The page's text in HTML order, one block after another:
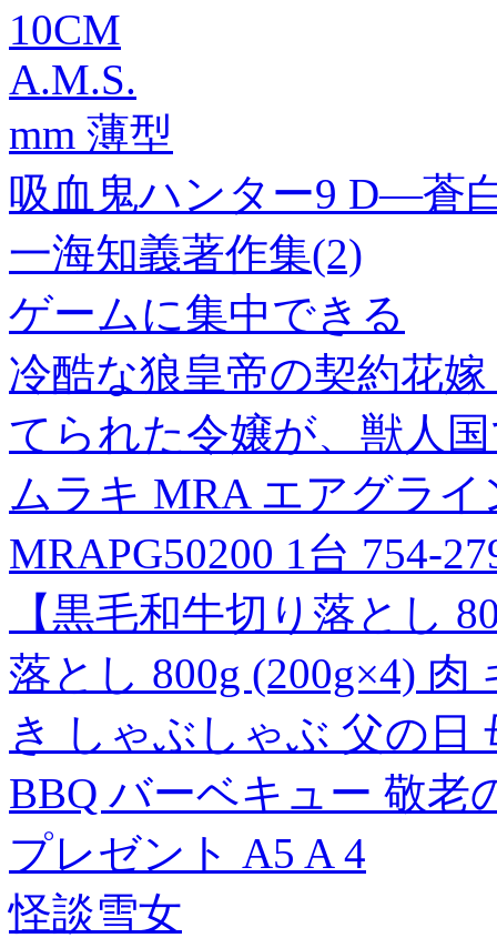
10CM
A.M.S.
mm 薄型
吸血鬼ハンター9 D―蒼
一海知義著作集(2)
ゲームに集中できる
冷酷な狼皇帝の契約花
てられた令嬢が、獣人
ムラキ MRA エアグラ
MRAPG50200 1台 754-
【黒毛和牛切り落とし
落とし 800g (200g×4)
き しゃぶしゃぶ 父の日
BBQ バーベキュー 敬老
プレゼント A5 A 4
怪談雪女